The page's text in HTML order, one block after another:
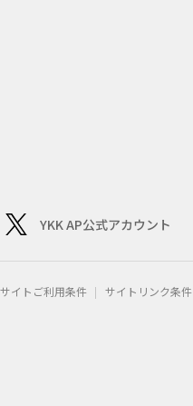
YKK AP公式アカウント
サイトご利用条件 サイトリンク条件